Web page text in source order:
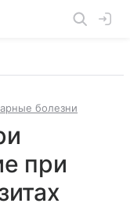
болезни
при